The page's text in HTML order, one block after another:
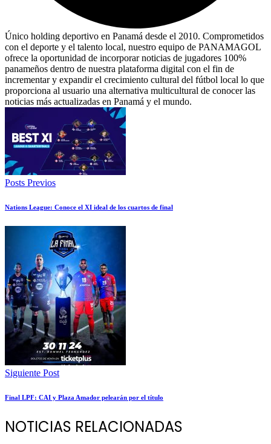
Único holding deportivo en Panamá desde el 2010. Comprometidos
con el deporte y el talento local, nuestro equipo de PANAMAGOL
ofrece la oportunidad de incorporar noticias de jugadores 100%
panameños dentro de nuestra plataforma digital con el fin de
incrementar y expandir el crecimiento cultural del fútbol local lo que
proporciona al usuario una alternativa multicultural de conocer las
noticias más actualizadas en Panamá y el mundo.
Posts Previos
Nations League: Conoce el XI ideal de los cuartos de final
Siguiente Post
Final LPF: CAI y Plaza Amador pelearán por el título
NOTICIAS RELACIONADAS